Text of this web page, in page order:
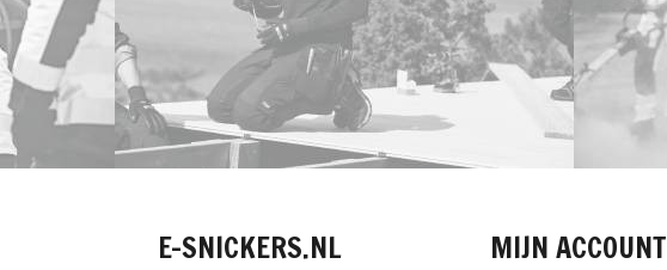
E-SNICKERS.NL MIJN ACCOUNT